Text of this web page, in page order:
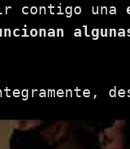
contigo una